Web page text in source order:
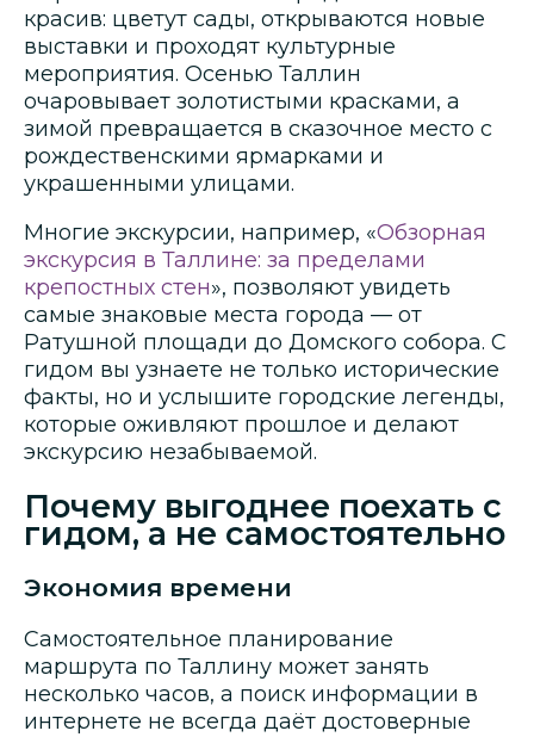
красив: цветут сады, открываются новые
выставки и проходят культурные
мероприятия. Осенью Таллин
очаровывает золотистыми красками, а
зимой превращается в сказочное место с
рождественскими ярмарками и
украшенными улицами.
Многие экскурсии, например, «Обзорная
экскурсия в Таллине: за пределами
крепостных стен», позволяют увидеть
самые знаковые места города — от
Ратушной площади до Домского собора. С
гидом вы узнаете не только исторические
факты, но и услышите городские легенды,
которые оживляют прошлое и делают
экскурсию незабываемой.
Почему выгоднее поехать с
гидом, а не самостоятельно
Экономия времени
Самостоятельное планирование
маршрута по Таллину может занять
несколько часов, а поиск информации в
интернете не всегда даёт достоверные